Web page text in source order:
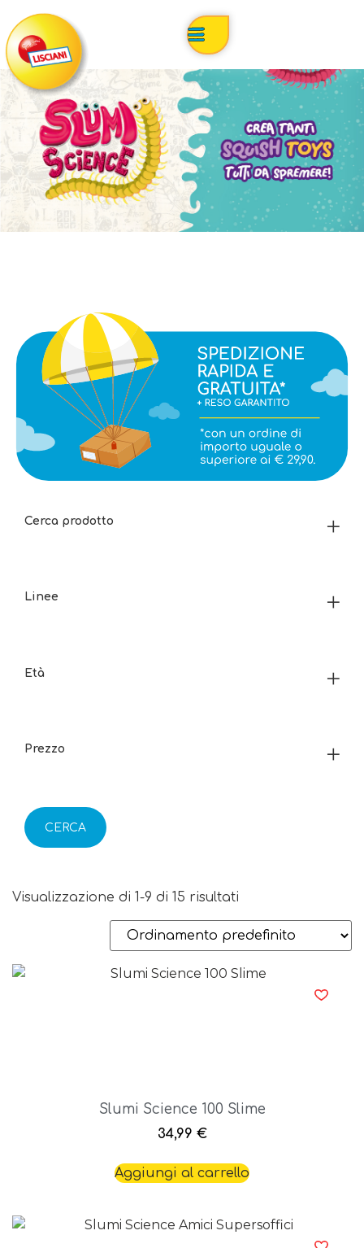
Cerca prodotto
Linee
Età
Prezzo
CERCA
Visualizzazione di 1-9 di 15 risultati
Slumi Science 100 Slime
34,99 €
Aggiungi al carrello